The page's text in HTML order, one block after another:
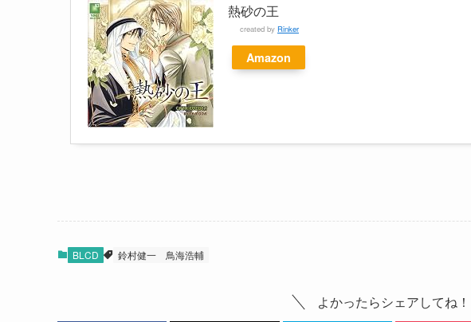
熱砂の王
created by Rinker
Amazon
BLCD 鈴村健一 鳥海浩輔
よかったらシェアしてね！